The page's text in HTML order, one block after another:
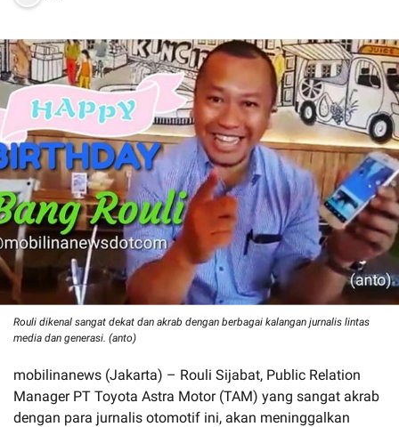
Rouli dikenal sangat dekat dan akrab dengan berbagai kalangan jurnalis lintas
media dan generasi. (anto)
mobilinanews (Jakarta) – Rouli Sijabat, Public Relation
Manager PT Toyota Astra Motor (TAM) yang sangat akrab
dengan para jurnalis otomotif ini, akan meninggalkan